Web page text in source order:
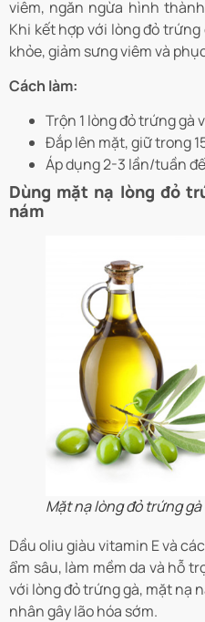
viêm, ngăn ngừa hình
Khi kết hợp với lòng đỏ
khỏe, giảm sưng viêm và
Cách làm:
Trộn 1 lòng đỏ trứng gà
Đắp lên mặt, giữ trong
Áp dụng 2-3 lần/tuần
Dùng mặt nạ lòng đỏ
nám
Mặt nạ lòng đỏ trứng
Dầu oliu giàu vitamin E và
ẩm sâu, làm mềm da và hỗ
với lòng đỏ trứng gà, mặt nạ
nhân gây lão hóa sớm.